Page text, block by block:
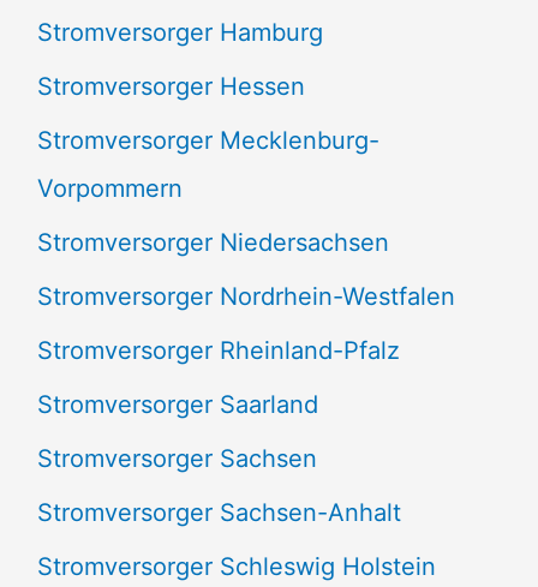
Stromversorger Hamburg
Stromversorger Hessen
Stromversorger Mecklenburg-
Vorpommern
Stromversorger Niedersachsen
Stromversorger Nordrhein-Westfalen
Stromversorger Rheinland-Pfalz
Stromversorger Saarland
Stromversorger Sachsen
Stromversorger Sachsen-Anhalt
Stromversorger Schleswig Holstein